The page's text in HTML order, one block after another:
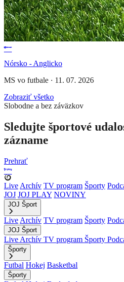
Nórsko - Anglicko
MS vo futbale · 11. 07. 2026
Zobraziť všetko
Slobodne a bez záväzkov
Sledujte športové
zázname
Prehrať
Live Archív TV program Športy
JOJ JOJ PLAY NOVINY
JOJ Šport
Live Archív TV program Športy
JOJ Šport
Live Archív TV program Športy
Športy
Futbal Hokej Basketbal
Športy